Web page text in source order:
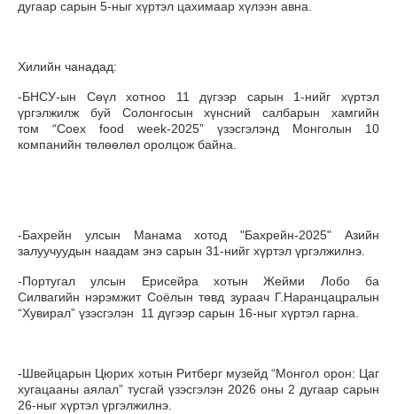
дугаар сарын 5-ныг хүртэл цахимаар хүлээн авна.
Хилийн чанадад:
-БНСУ-ын Сөүл хотноо 11 дүгээр сарын 1-нийг хүртэл
үргэлжилж буй Солонгосын хүнсний салбарын хамгийн
том “Coex food week-2025” үзэсгэлэнд Монголын 10
компанийн төлөөлөл оролцож байна.
-Бахрейн улсын Манама хотод "Бахрейн-2025" Азийн
залуучуудын наадам энэ сарын 31-нийг хүртэл үргэлжилнэ.
-Португал улсын Ерисейра хотын Жейми Лобо ба
Силвагийн нэрэмжит Соёлын төвд зураач Г.Наранцацралын
“Хувирал” үзэсгэлэн 11 дүгээр сарын 16-ныг хүртэл гарна.
-Швейцарын Цюрих хотын Ритберг музейд “Монгол орон: Цаг
хугацааны аялал” тусгай үзэсгэлэн 2026 оны 2 дугаар сарын
26-ныг хүртэл үргэлжилнэ.